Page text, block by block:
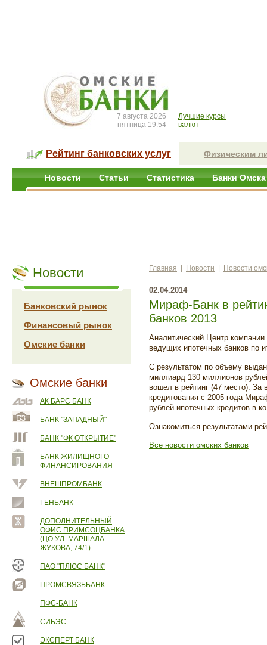
7 августа 2026
пятница 19:54
Лучшие курсы
валют
Рейтинг банковских услуг Физическим
Новости Статьи Статистика Банки Омска
Новости
Банковский рынок
Финансовый рынок
Омские банки
Омские банки
АК БАРС БАНК
БАНК "ЗАПАДНЫЙ"
БАНК "ФК ОТКРЫТИЕ"
БАНК ЖИЛИЩНОГО
ФИНАНСИРОВАНИЯ
ВНЕШПРОМБАНК
ГЕНБАНК
ДОПОЛНИТЕЛЬНЫЙ
ОФИС ПРИМСОЦБАНКА
(ЦО УЛ. МАРШАЛА
ЖУКОВА, 74/1)
ПАО "ПЛЮС БАНК"
ПРОМСВЯЗЬБАНК
ПФС-БАНК
СИБЭС
ЭКСПЕРТ БАНК
Главная Новости Новости
02.04.2014
Мираф-Банк в
банков 2013
Аналитический Центр компании
ведущих ипотечных банков по
С результатом по объему
миллиард 130 миллионов
вошел в рейтинг (47 место). За
кредитования с 2005 года
рублей ипотечных кредитов в
Ознакомиться результатами
Все новости омских банков